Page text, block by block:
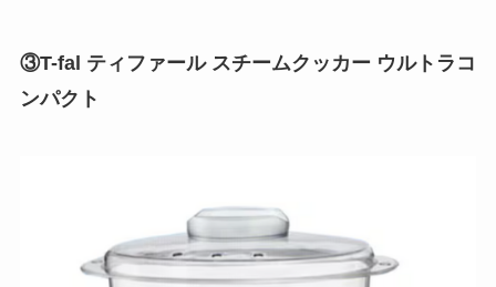
③T-fal ティファール スチームクッカー ウルトラコ
ンパクト